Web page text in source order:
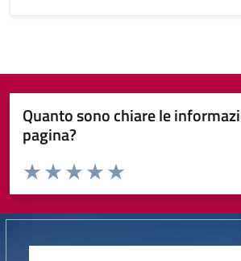
Quanto sono chiare le
pagina?
Valuta da 1 a 5 stelle la pagina
Valuta 5 stelle su 5
Valuta 4 stelle su 5
Valuta 3 stelle su 5
Valuta 2 stelle su 5
Valuta 1 stelle su 5